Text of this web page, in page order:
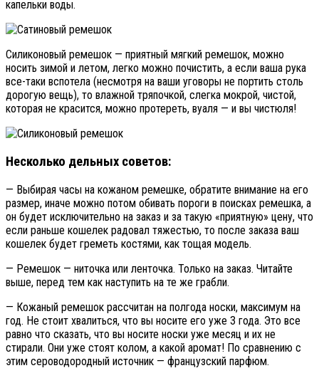
капельки воды.
Силиконовый ремешок — приятный мягкий ремешок, можно
носить зимой и летом, легко можно почистить, а если ваша рука
все-таки вспотела (несмотря на ваши уговоры не портить столь
дорогую вещь), то влажной тряпочкой, слегка мокрой, чистой,
которая не красится, можно протереть, вуаля — и вы чистюля!
Несколько дельных советов:
— Выбирая часы на кожаном ремешке, обратите внимание на его
размер, иначе можно потом обивать пороги в поисках ремешка, а
он будет исключительно на заказ и за такую «приятную» цену, что
если раньше кошелек радовал тяжестью, то после заказа ваш
кошелек будет греметь костями, как тощая модель.
— Ремешок — ниточка или ленточка. Только на заказ. Читайте
выше, перед тем как наступить на те же грабли.
— Кожаный ремешок рассчитан на полгода носки, максимум на
год. Не стоит хвалиться, что вы носите его уже 3 года. Это все
равно что сказать, что вы носите носки уже месяц и их не
стирали. Они уже стоят колом, а какой аромат! По сравнению с
этим сероводородный источник — французский парфюм.